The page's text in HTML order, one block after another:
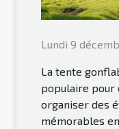
Lundi 9
La tente
populaire pour
organiser des
mémorables